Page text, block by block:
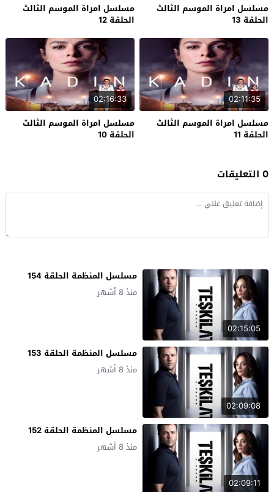
مسلسل امراة الموسم الثالث
الحلقة 13
مسلسل امراة الموسم الثالث
الحلقة 12
02:11:35
مسلسل امراة الموسم الثالث
الحلقة 11
02:16:33
مسلسل امراة الموسم الثالث
الحلقة 10
0 التعليقات
02:15:05
مسلسل المنظمة الحلقة 154
منذ 8 أشهر
02:09:08
مسلسل المنظمة الحلقة 153
منذ 8 أشهر
02:09:11
مسلسل المنظمة الحلقة 152
منذ 8 أشهر